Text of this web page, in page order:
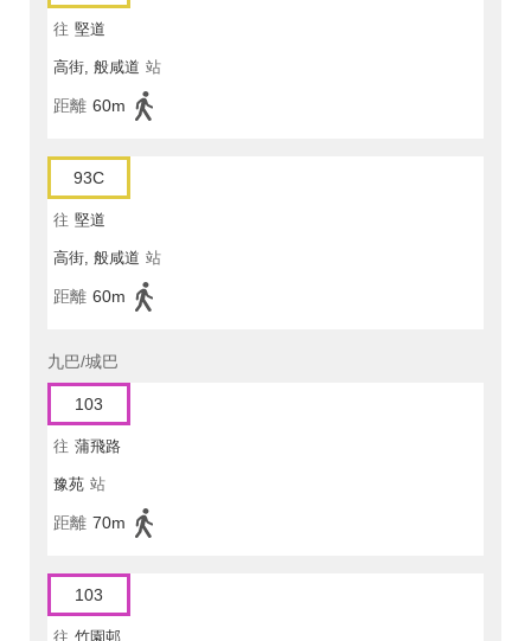
往 堅道
高街, 般咸道 站
距離 60m
93C
往 堅道
高街, 般咸道 站
距離 60m
九巴/城巴
103
往 蒲飛路
豫苑 站
距離 70m
103
往 竹園邨